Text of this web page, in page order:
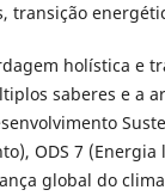
transição
holística e
saberes e a
ODS 7
global do